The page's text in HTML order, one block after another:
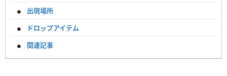
出現場所
ドロップアイテム
関連記事